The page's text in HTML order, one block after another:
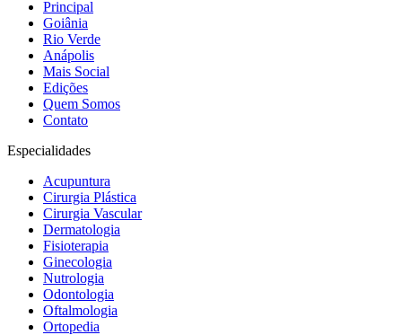
Principal
Goiânia
Rio Verde
Anápolis
Mais Social
Edições
Quem Somos
Contato
Especialidades
Acupuntura
Cirurgia Plástica
Cirurgia Vascular
Dermatologia
Fisioterapia
Ginecologia
Nutrologia
Odontologia
Oftalmologia
Ortopedia